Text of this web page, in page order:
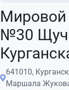
Мировой
№30
641010,
Маршала